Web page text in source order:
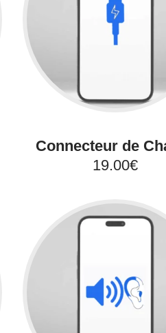
Connecteur de
19.00€